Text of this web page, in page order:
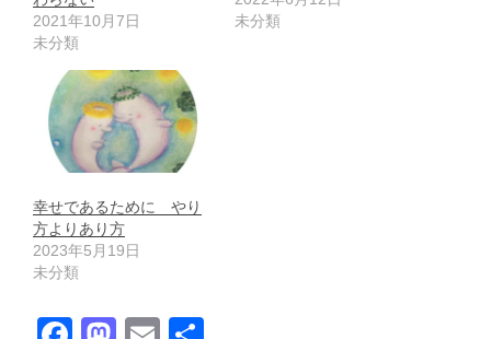
2021年10月7日
未分類
未分類
幸せであるために やり
方よりあり方
2023年5月19日
未分類